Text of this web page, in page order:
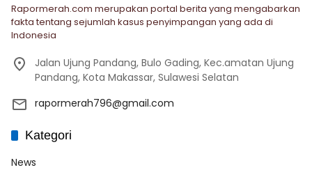
Rapormerah.com merupakan portal berita yang mengabarkan
fakta tentang sejumlah kasus penyimpangan yang ada di
Indonesia
Jalan Ujung Pandang, Bulo Gading, Kec.amatan Ujung
Pandang, Kota Makassar, Sulawesi Selatan
rapormerah796@gmail.com
Kategori
News